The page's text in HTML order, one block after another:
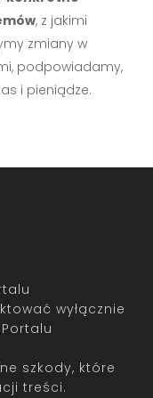
, z jakimi
zmiany w
podpowiadamy,
i pieniądze.
wyłącznie
szkody, które
treści.